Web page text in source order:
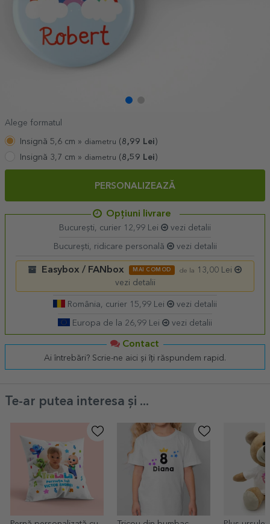
Alege formatul
Insignă 5,6 cm » diametru ( 8,99 Lei )
Insignă 3,7 cm » diametru (8,59 Lei)
PERSONALIZEAZĂ
Opțiuni livrare
București, curier 12,99 Lei vezi detalii
București, ridicare personală vezi detalii
Easybox / FANbox MAI COMOD de la
13,00 Lei
vezi detalii
România, curier 15,99 Lei vezi detalii
Europa de la 26,99 Lei vezi detalii
Contact
Ai întrebări? Scrie-ne aici și îți răspundem rapid.
Te-ar putea interesa și ...